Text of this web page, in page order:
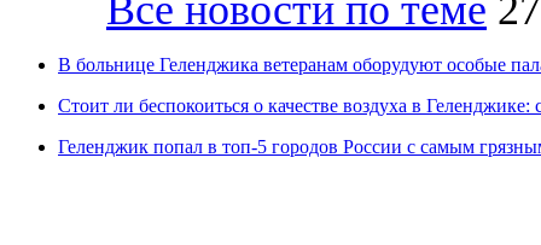
В больнице Геленджика ветеранам оборудуют особые
Стоит ли беспокоиться о качестве воздуха в
Геленджик попал в топ-5 городов России с самым